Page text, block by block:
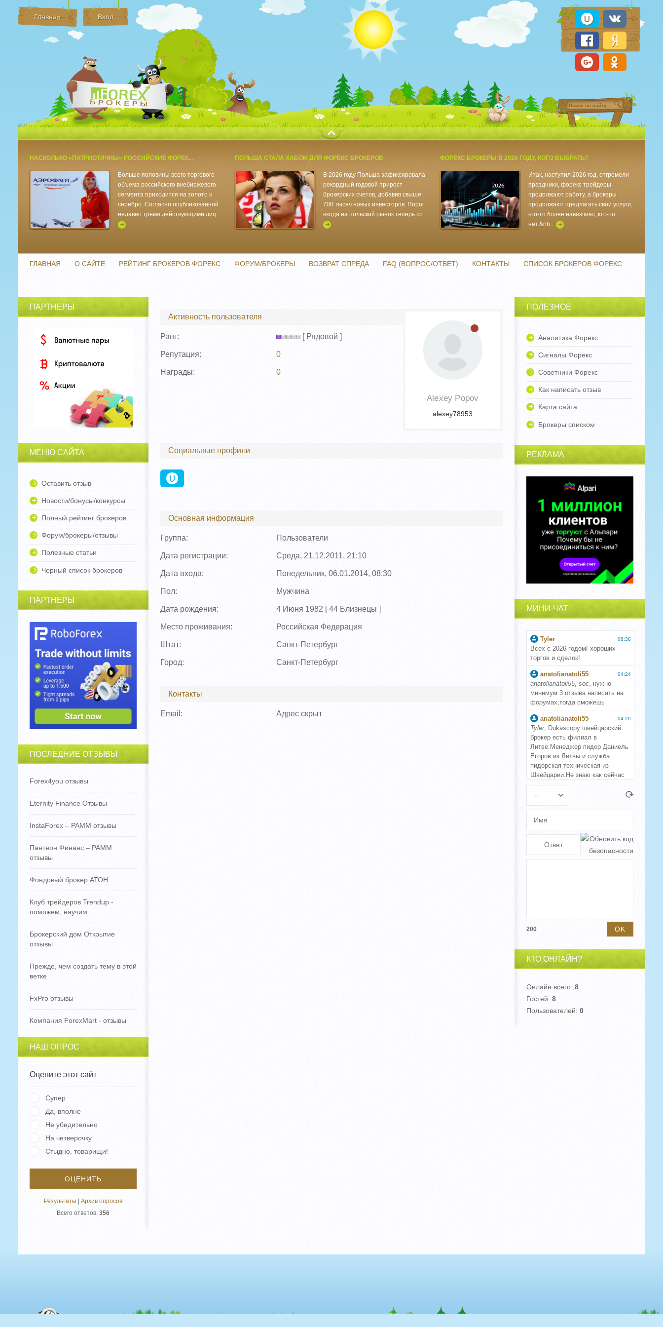
Главная Вход
Брокеры Форекс
НАСКОЛЬКО «ПАТРИОТИЧНЫ» РОССИЙСКИЕ ФОРЕК...
Больше половины всего торгового
объема российского внебиржевого
сегмента приходится на золото и
серебро. Согласно опубликованной
недавно тремя действующими лиц...
ПОЛЬША СТАЛА ХАБОМ ДЛЯ ФОРЕКС БРОКЕРОВ
В 2026 году Польша зафиксировала
рекордный годовой прирост
брокерских счетов, добавив свыше
700 тысяч новых инвесторов. Порог
входа на польский рынок теперь ср...
ФОРЕКС БРОКЕРЫ В 2026 ГОДУ, КОГО ВЫБРАТЬ?
Итак, наступил 2026 год, отгремели
праздники, форекс трейдеры
продолжают работу, а брокеры
продолжают предлагать свои услуги,
кто-то более навязчиво, кто-то
нет.&nb...
ГЛАВНАЯ О САЙТЕ РЕЙТИНГ БРОКЕРОВ ФОРЕКС ФОРУМ/БРОКЕРЫ ВОЗВРАТ СПРЕДА FAQ (ВОПРОС/ОТВЕТ) КОНТАКТЫ СПИСОК БРОКЕРОВ ФОРЕКС
Alexey Popov
alexey78953
Активность пользователя
Ранг: [ Рядовой ]
Репутация: 0
Награды: 0
Социальные профили
Основная информация
Группа: Пользователи
Дата регистрации: Среда, 21.12.2011, 21:10
Дата входа: Понедельник, 06.01.2014, 08:30
Пол: Мужчина
Дата рождения: 4 Июня 1982 [44 Близнецы ]
Место проживания: Российская Федерация
Штат: Санкт-Петербург
Город: Санкт-Петербург
Контакты
Email: Адрес скрыт
ПАРТНЕРЫ
МЕНЮ САЙТА
Оставить отзыв
Новости/бонусы/конкурсы
Полный рейтинг брокеров
Форум/брокеры/отзывы
Полезные статьи
Черный список брокеров
ПАРТНЕРЫ
ПОСЛЕДНИЕ ОТЗЫВЫ
Forex4you отзывы
Eternity Finance Отзывы
InstaForex – PAMM отзывы
Пантеон Финанс – PAMM
отзывы
Фондовый брокер АТОН
Клуб трейдеров Trendup -
поможем, научим.
Брокерский дом Открытие
отзывы
Прежде, чем создать тему в этой
ветке
FxPro отзывы
Компания ForexMart - отзывы
НАШ ОПРОС
Оцените этот сайт
Супер
Да, вполне
Не убедительно
На четверочку
Стыдно, товарищи!
Результаты
Архив опросов
Всего ответов: 356
ПОЛЕЗНОЕ
Аналитика Форекс
Сигналы Форекс
Советники Форекс
Как написать отзыв
Карта сайта
Брокеры списком
РЕКЛАМА
МИНИ-ЧАТ
200
КТО ОНЛАЙН?
Онлайн всего: 8
Гостей: 8
Пользователей: 0